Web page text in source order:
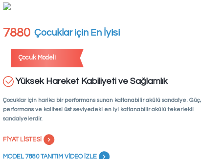
7880 Çocuklar için En İyisi
Çocuk Modeli
Yüksek Hareket Kabiliyeti ve Sağlamlık
Çocuklar için harika bir performans sunan katlanabilir akülü sandalye. Güç,
performans ve kalitesi üst seviyedeki en iyi katlanabilir akülü tekerlekli
sandalyelerdir.
FİYAT LİSTESİ
MODEL 7880 TANITIM VİDEO İZLE